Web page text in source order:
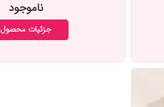
ناموجود
جزئیات محصول